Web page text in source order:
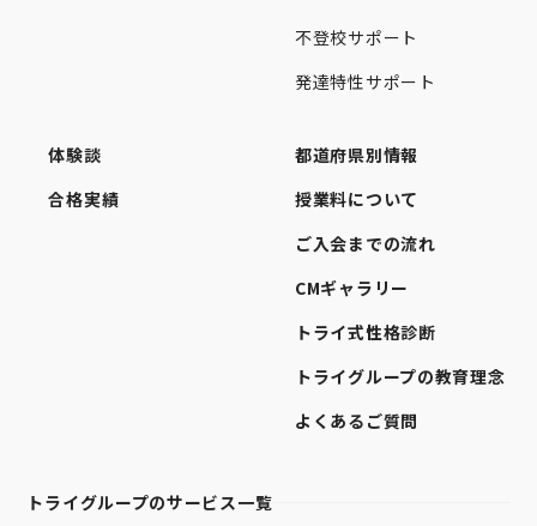
不登校サポート
発達特性サポート
体験談
合格実績
都道府県別情報
授業料について
ご入会までの流れ
CMギャラリー
トライ式性格診断
トライグループの教育理念
よくあるご質問
トライグループのサービス一覧